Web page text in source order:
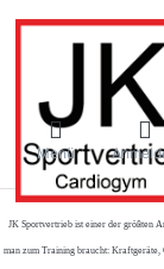
Menü
JK Sportvertrieb ist einer der größten
man zum Training braucht: Kraftgeräte,